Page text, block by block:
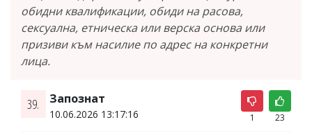
обидни квалификации, обиди на расова,
сексуална, етническа или верска основа или
призиви към насилие по адрес на конкретни
лица.
39. Запознат
10.06.2026 13:17:16 1 23